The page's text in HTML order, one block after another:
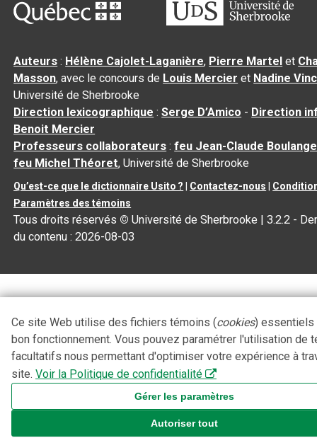
Auteurs : Hélène Cajolet-Laganière, Pierre Martel et
Masson, avec le concours de Louis Mercier et Nadine
Université de Sherbrooke
Direction lexicographique :Serge D’Amico - Direction
Benoit Mercier
Professeurs collaborateurs :feu Jean-Claude
feu Michel Théoret, Université de Sherbrooke
Qu’est-ce que le dictionnaire Usito ? Contactez-nous
Paramètres des témoins
Tous droits réservés © Université de Sherbrooke |3.2.2 -
du contenu :2026-08-03
Ce site Web utilise des fichiers témoins (cookies) essentiels
bon fonctionnement. Vous pouvez paramétrer l'utilisation de
facultatifs nous permettant d'optimiser votre expérience à
site. Voir la Politique de confidentialité
Gérer les paramètres
Autoriser tout